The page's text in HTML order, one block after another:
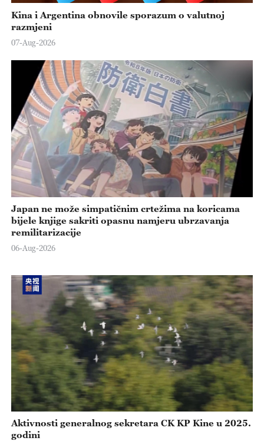
Kina i Argentina obnovile sporazum o valutnoj
razmjeni
07-Aug-2026
Japan ne može simpatičnim crtežima na koricama
bijele knjige sakriti opasnu namjeru ubrzavanja
remilitarizacije
06-Aug-2026
Aktivnosti generalnog sekretara CK KP Kine u 2025.
godini